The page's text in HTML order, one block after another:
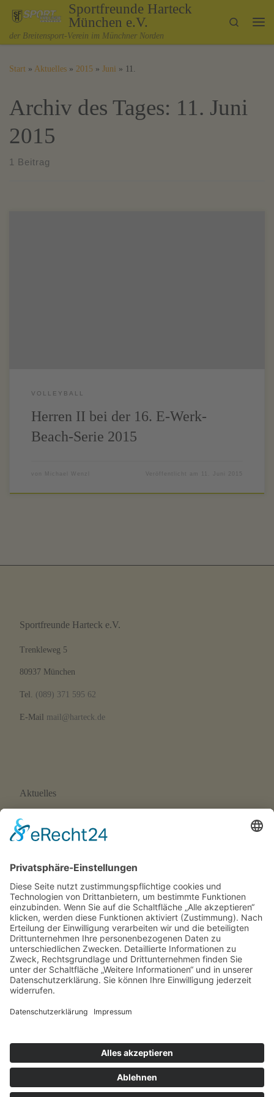
Zum Inhalt springenSportfreunde Harteck
München e.V.
der Breitensport-Verein im Münchner Norden
Search
Start » Aktuelles » 2015 » Juni » 11.
Archiv des Tages: 11. Juni
2015
1 Beitrag
VOLLEYBALL
Herren II bei der 16. E-Werk-
Beach-Serie 2015
Sportfreunde Harteck e.V.
Trenkleweg 5
80937 München
Tel. (089) 371 595 62
E-Mail mail@harteck.de
Aktuelles
Neue Eltern-Kind-Turnstunde ab September 2026
Wir suchen Trainer*innen!
SFH-News 171 · 01/26
SFH-News 170 · 04/25
Rechtliches
Impressum
Datenschutzerklärung
© 2026Sportfreunde Harteck München e.V.– Alle Rechte
vorbehalten